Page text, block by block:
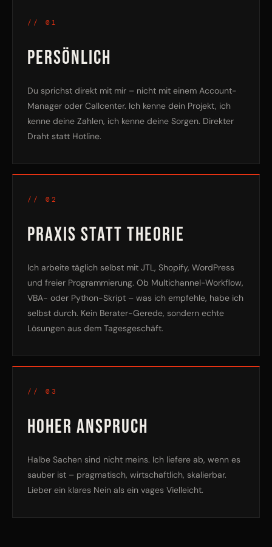
// 01
PERSÖNLICH
Du sprichst direkt mit mir – nicht mit einem Account-
Manager oder Callcenter. Ich kenne dein Projekt, ich
kenne deine Zahlen, ich kenne deine Sorgen. Direkter
Draht statt Hotline.
// 02
PRAXIS STATT THEORIE
Ich arbeite täglich selbst mit JTL, Shopify, WordPress
und freier Programmierung. Ob Multichannel-Workflow,
VBA- oder Python-Skript – was ich empfehle, habe ich
selbst durch. Kein Berater-Gerede, sondern echte
Lösungen aus dem Tagesgeschäft.
// 03
HOHER ANSPRUCH
Halbe Sachen sind nicht meins. Ich liefere ab, wenn es
sauber ist – pragmatisch, wirtschaftlich, skalierbar.
Lieber ein klares Nein als ein vages Vielleicht.